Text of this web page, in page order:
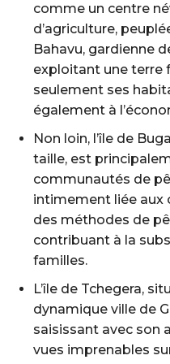
comme un centre
d’agriculture,
Bahavu, gardienne
exploitant une terre
seulement ses
également à
Non loin, l’île de
taille, est
communautés de
intimement liée aux
des méthodes de
contribuant à la
familles.
L’île de Tchegera,
dynamique ville de
saisissant avec son
vues imprenables